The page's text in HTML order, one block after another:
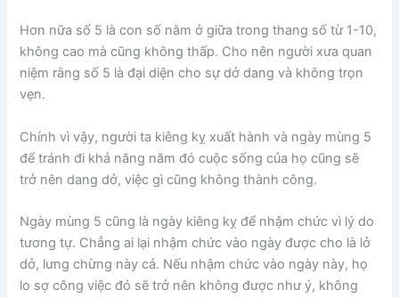
Hơn nữa số 5 là con số nằm ở giữa trong thang số từ 1-10,
không cao mà cũng không thấp. Cho nên người xưa quan
niệm rằng số 5 là đại diện cho sự dở dang và không trọn
vẹn.
Chính vì vậy, người ta kiêng kỵ xuất hành và ngày mùng 5
để tránh đi khả năng năm đó cuộc sống của họ cũng sẽ
trở nên dang dở, việc gì cũng không thành công.
Ngày mùng 5 cũng là ngày kiêng kỵ để nhậm chức vì lý do
tương tự. Chẳng ai lại nhậm chức vào ngày được cho là lở
dở, lưng chừng này cả. Nếu nhậm chức vào ngày này, họ
lo sợ công việc đó sẽ trở nên không được như ý, không